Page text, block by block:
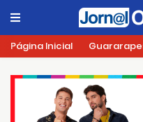
Página Inicial